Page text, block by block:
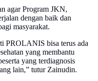
agar Program JKN,
dengan baik dan
masyarakat.
PROLANIS bisa terus ada
yang membantu
yang terdiagnosis
lain,” tutur Zainudin.